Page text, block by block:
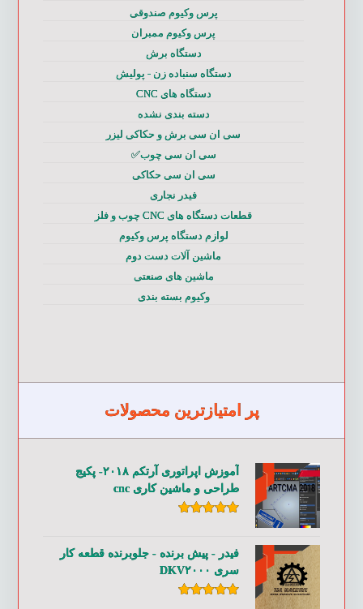
پرس وکیوم صندوقی
پرس وکیوم ممبران
دستگاه برش
دستگاه سنباده زن - پولیش
دستگاه های CNC
دسته بندی نشده
سی ان سی برش و حکاکی لیزر
سی ان سی چوب✅
سی ان سی حکاکی
فیدر نجاری
قطعات دستگاه های CNC چوب و فلز
لوازم دستگاه پرس وکیوم
ماشین آلات دست دوم
ماشین های صنعتی
وکیوم بسته بندی
پر امتیازترین محصولات
آموزش اپراتوری آرتکم ۲۰۱۸- پکیج
طراحی و ماشین کاری cnc
فیدر - پیش برنده - جلوبرنده قطعه کار
سری DKV۲۰۰۰